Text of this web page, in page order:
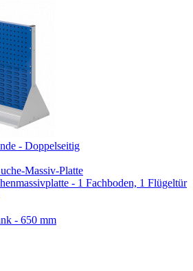
- Doppelseitig
- 1 Fachboden, 1 Flügeltür